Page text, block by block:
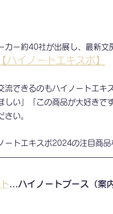
カー約40社が出展し、最新
【ハイノートエキスポ】
流できるのもハイノートエキ
しい」「この商品が大好き
さい。
ートエキスポ2024の注目商
...ハイノートブース（案